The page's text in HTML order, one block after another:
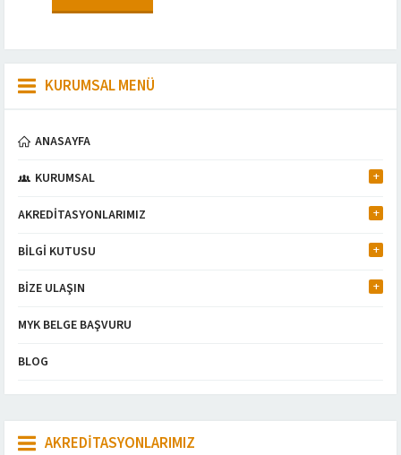
KURUMSAL MENÜ
ANASAYFA
KURUMSAL
AKREDİTASYONLARIMIZ
BİLGİ KUTUSU
BİZE ULAŞIN
MYK BELGE BAŞVURU
BLOG
AKREDİTASYONLARIMIZ